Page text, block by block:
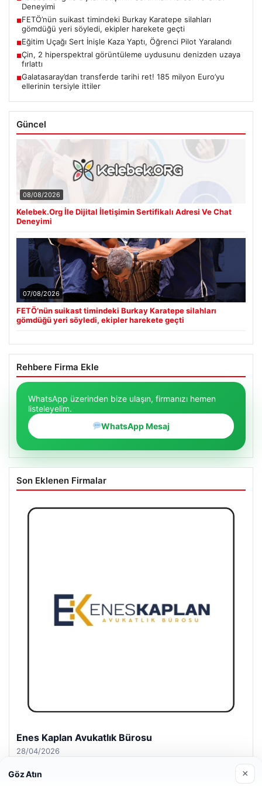
Deneyimi
■FETÖ’nün suikast timindeki Burkay Karatepe silahları
gömdüğü yeri söyledi, ekipler harekete geçti
■Eğitim Uçağı Sert İnişle Kaza Yaptı, Öğrenci Pilot Yaralandı
■Çin, 2 hiperspektral görüntüleme uydusunu denizden uzaya
fırlattı
■Galatasaray’dan transferde tarihi ret! 185 milyon Euro’yu
ellerinin tersiyle ittiler
Güncel
08/08/2026
Kelebek.Org İle Dijital İletişimin Sertifikalı Adresi Ve Chat
Deneyimi
07/08/2026
FETÖ’nün suikast timindeki Burkay Karatepe silahları
gömdüğü yeri söyledi, ekipler harekete geçti
Rehbere Firma Ekle
WhatsApp üzerinden bize ulaşın, firmanızı hemen
listeleyelim.
WhatsApp Mesaj
Son Eklenen Firmalar
Enes Kaplan Avukatlık Bürosu
28/04/2026
Göz Atın ×